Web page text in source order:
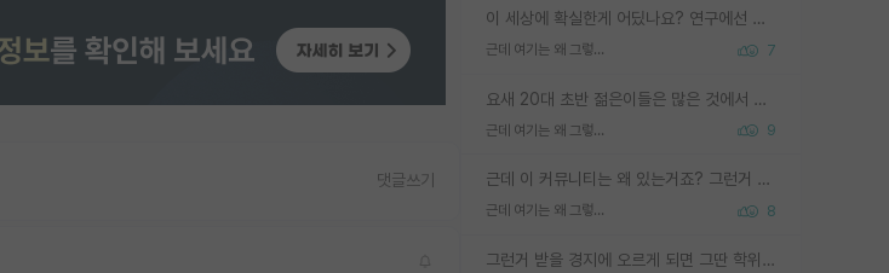
이 세상에 확실한게 어딨나요? 연구에선 특히 더 그런데 그럼 본인 연구가 결과가 나와서 탑저널 실린다는 확실함이 없으면 연구도 안하실건가요?
근데 여기는 왜 그렇게 SPK를 물어보는거임? 7
요새 20대 초반 젊은이들은 많은 것에서 가성비를 따지더라고요. 내가 이 정도 인풋을 넣었을 때 그만큼 아웃풋이 나올 것인가? 사실 아웃풋이 인풋 대비 리니어하게 나오지 않는 영역을 시도하기 싫어한다는 느낌입니다.
근데 여기는 왜 그렇게 SPK를 물어보는거임? 9
근데 이 커뮤니티는 왜 있는거죠? 그런거 쉽게 물어볼수있어서 있는거 아닌가요? 그렇게 보기 싫으면 커뮤니티도 하지마시지 그러면
근데 여기는 왜 그렇게 SPK를 물어보는거임? 8
그런거 받을 경지에 오르게 되면 그딴 학위명이 필요없음
댓글쓰기